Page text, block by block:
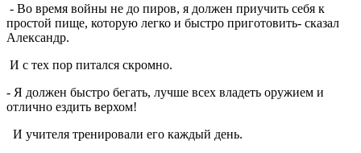
- Во время войны не до пиров, я должен приучить себя к
простой пище, которую легко и быстро приготовить- сказал
Александр.
И с тех пор питался скромно.
- Я должен быстро бегать, лучше всех владеть оружием и
отлично ездить верхом!
И учителя тренировали его каждый день.